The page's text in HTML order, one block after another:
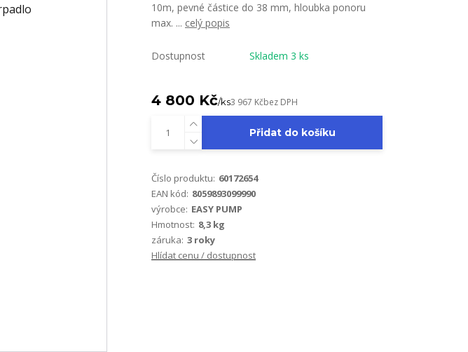
10m, pevné částice do 38 mm, hloubka ponoru
max. ... celý popis
Dostupnost Skladem 3 ks
4 800 Kč/ks3 967 Kčbez DPH
Přidat do košíku
Číslo produktu: 60172654
EAN kód: 8059893099990
výrobce: EASY PUMP
Hmotnost: 8,3 kg
záruka: 3 roky
Hlídat cenu / dostupnost